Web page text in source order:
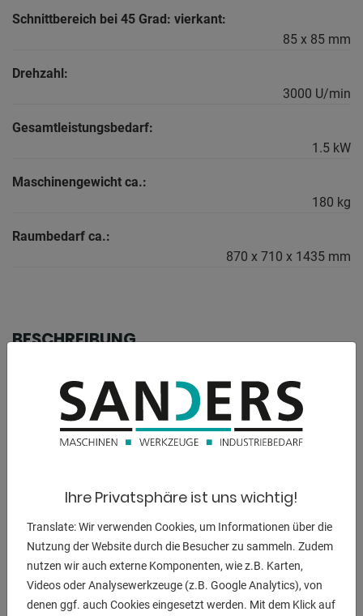
Schnittbereich bei 45 Grad: vierkant:
85 x 85 mm
Drehzahl:
3000 U/min
Gesamtleistungsbedarf:
1.5 kW
Maschinengewicht ca.:
180 kg
Raumbedarf ca.:
870 x 710 x 1435 mm
BESCHREIBUNG
- halbautomatische Kreissäge zum Schneiden von PVC-
und Aluminiumprofilen
- Zweihand-Sicherheitsbedienung
* rechts 0 / + 45 / + 90
- Sägeblatt
- 2x vertikale pneumatische Spannzylinder
- Blatt- bzw. Schnittvorschub regelbar
- Luftstaubpistole
Ihre Privatsphäre ist uns wichtig!
Translate: Wir verwenden Cookies, um Informationen über die
Nutzung der Website durch die Besucher zu sammeln. Zudem
nutzen wir auch externe Komponenten, wie z.B. Karten,
Videos oder Analysewerkzeuge (z.B. Google Analytics), von
denen ggf. auch Cookies eingesetzt werden. Mit dem Klick auf